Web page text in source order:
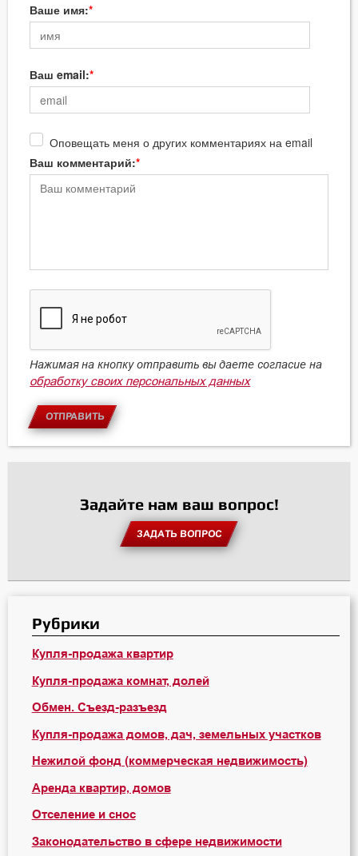
Ваше имя:
Ваш email:
Оповещать меня о других комментариях на email
Ваш комментарий:
Нажимая на кнопку отправить вы даете согласие на
обработку своих персональных данных
ОТПРАВИТЬ
Задайте нам ваш вопрос!
ЗАДАТЬ ВОПРОС
Рубрики
Купля-продажа квартир
Купля-продажа комнат, долей
Обмен. Съезд-разъезд
Купля-продажа домов, дач, земельных участков
Нежилой фонд (коммерческая недвижимость)
Аренда квартир, домов
Отселение и снос
Законодательство в сфере недвижимости